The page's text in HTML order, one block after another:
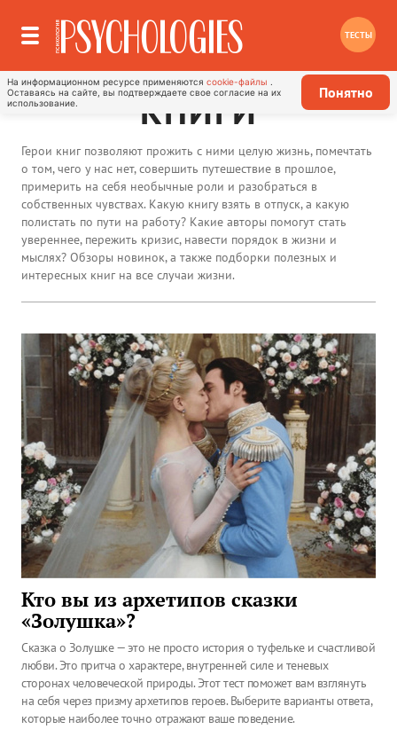
ТЕСТЫ
На информационном ресурсе применяются cookie-файлы
Оставаясь на сайте, вы подтверждаете свое согласие на их
использование.
Понятно
КНИГИ
Герои книг позволяют прожить с ними целую жизнь, помечтать
о том, чего у нас нет, совершить путешествие в прошлое,
примерить на себя необычные роли и разобраться в
собственных чувствах. Какую книгу взять в отпуск, а какую
полистать по пути на работу? Какие авторы помогут стать
увереннее, пережить кризис, навести порядок в жизни и
мыслях? Обзоры новинок, а также подборки полезных и
интересных книг на все случаи жизни.
Кто вы из архетипов сказки
«Золушка»?
Сказка о Золушке — это не просто история о туфельке и счастливой
любви. Это притча о характере, внутренней силе и теневых
сторонах человеческой природы. Этот тест поможет вам взглянуть
на себя через призму архетипов героев. Выберите варианты ответа,
которые наиболее точно отражают ваше поведение.